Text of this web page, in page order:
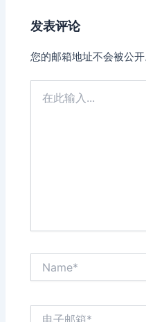
发表评论
您的邮箱地址不会被公开